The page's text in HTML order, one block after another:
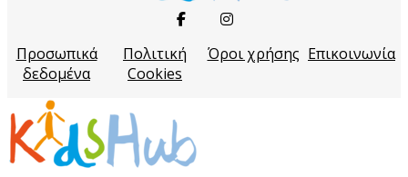
Προσωπικά
δεδομένα
Πολιτική
Cookies
Όροι χρήσης Επικοινωνία